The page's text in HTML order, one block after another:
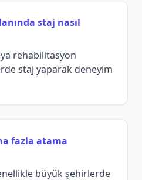
staj nasıl
rehabilitasyon
staj yaparak deneyim
fazla atama
büyük şehirlerde